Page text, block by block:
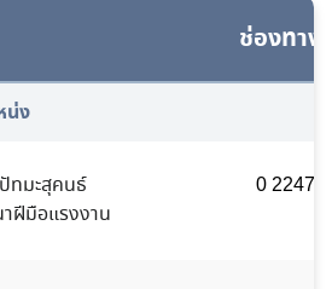
ช่องทาง
น่ง
ทมะสุคนธ์
ฝีมือแรงงาน
0 2247